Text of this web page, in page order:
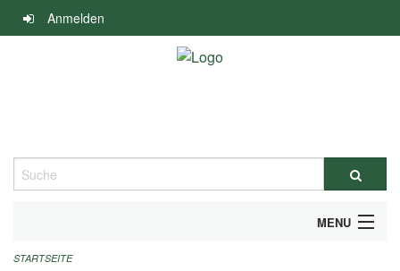
Navigation
überspringen
Anmelden
Suche
MENU
ALLGEMEINE INFORMATIONEN
STARTSEITE